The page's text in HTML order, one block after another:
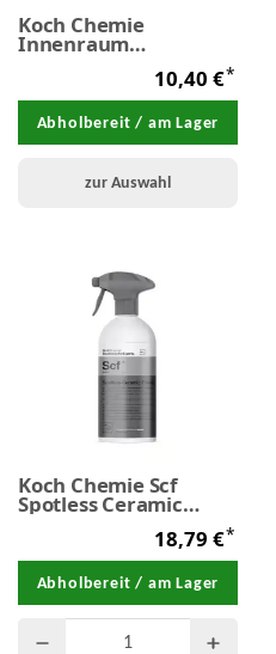
Koch Chemie
Innenraum
Duftspray 100 ml10,40 €*
Abholbereit / am Lager
zur Auswahl
Koch Chemie Scf
Spotless Ceramic
Finish -
Wasserfleckenentferner
500 ml
18,79 €*
Abholbereit / am Lager